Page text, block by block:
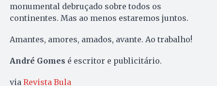
monumental debruçado sobre todos os
continentes. Mas ao menos estaremos juntos.
Amantes, amores, amados, avante. Ao trabalho!
André Gomes é escritor e publicitário.
via Revista Bula